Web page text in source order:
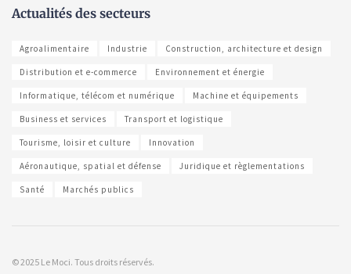
Actualités des secteurs
Agroalimentaire Industrie Construction, architecture et design
Distribution et e-commerce Environnement et énergie
Informatique, télécom et numérique Machine et équipements
Business et services Transport et logistique
Tourisme, loisir et culture Innovation
Aéronautique, spatial et défense Juridique et règlementations
Santé Marchés publics
© 2025 Le Moci. Tous droits réservés.